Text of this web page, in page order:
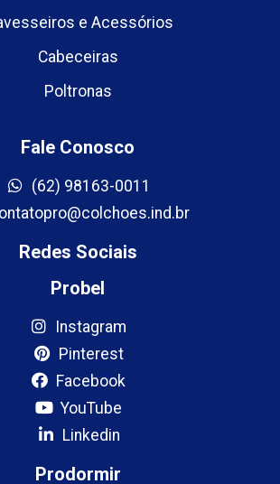
e Acessórios
Cabeceiras
Poltronas
Fale Conosco
(62) 98163-0011
Redes Sociais
Probel
Instagram
Pinterest
Facebook
YouTube
Linkedin
Prodormir